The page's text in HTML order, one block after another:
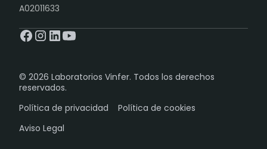
A02011633
© 2026 Laboratorios Vinfer. Todos los derechos
reservados.
Política de privacidad
Política de cookies
Aviso Legal